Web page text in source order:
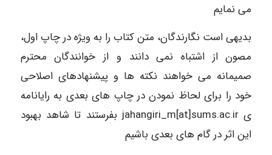
می نمایم
بدیهی است نگارندگان، متن کتاب را به ویژه در چاپ اول،
مصون از اشتباه نمی دانند و از خوانندگان محترم
صمیمانه می خواهند نکته ها و پیشنهادهای اصلاحی
خود را برای لحاظ نمودن در چاپ های بعدی به رایانامه
ی jahangiri_m[at]sums.ac.ir بفرستند تا شاهد بهبود
این اثر در گام های بعدی باشیم